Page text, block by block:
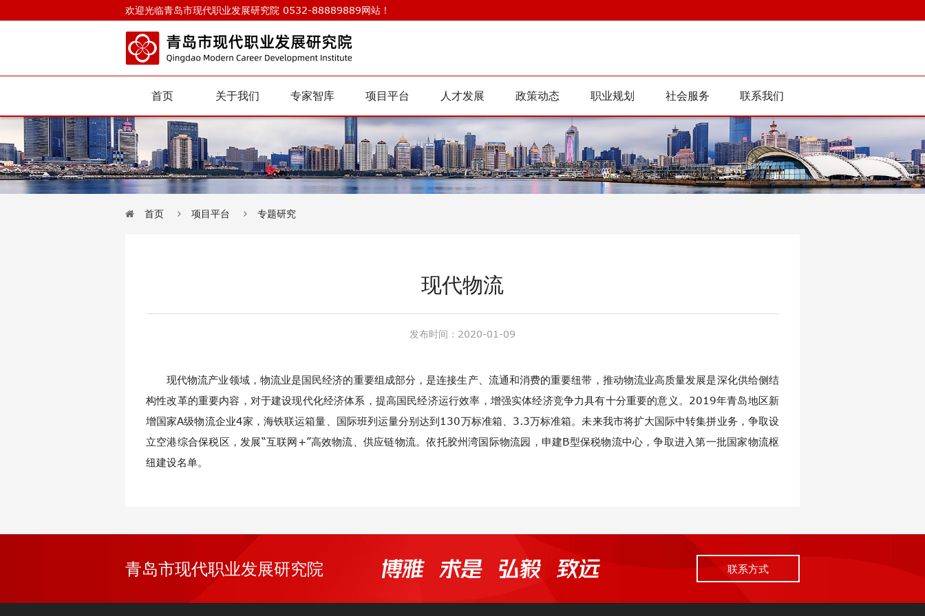
欢迎光临青岛市现代职业发展研究院 0532-88889889网站！
首页 关于我们 专家智库 项目平台 人才发展 政策动态 职业规划 社会服务 联系我们
首页 项目平台 专题研究
现代物流
发布时间： 2020-01-09
现代物流产业领域，物流业是国民经济的重要组成部分，是连接生产、流通和消费的重要纽带，推动物流业高质量发展是深化供给侧结
构性改革的重要内容，对于建设现代化经济体系，提高国民经济运行效率，增强实体经济竞争力具有十分重要的意义。2019年青岛地区新
增国家A级物流企业4家，海铁联运箱量、国际班列运量分别达到130万标准箱、3.3万标准箱。未来我市将扩大国际中转集拼业务，争取设
立空港综合保税区，发展“互联网+”高效物流、供应链物流。依托胶州湾国际物流园，申建B型保税物流中心，争取进入第一批国家物流枢
纽建设名单。
青岛市现代职业发展研究院 联系方式